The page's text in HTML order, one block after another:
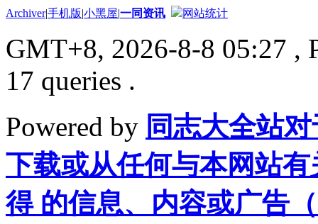
Archiver|手机版|小黑屋|一同资讯 网站统计
GMT+8, 2026-8-8 05:27 ,
17 queries .
Powered by 同志大全站
下载或从任何与本网站
得 的信息、内容或广告